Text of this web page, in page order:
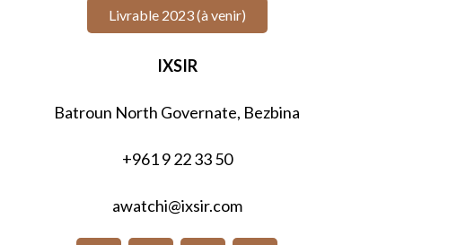
Livrable 2023 (à venir)
IXSIR
Batroun North Governate, Bezbina
+961 9 22 33 50
awatchi@ixsir.com